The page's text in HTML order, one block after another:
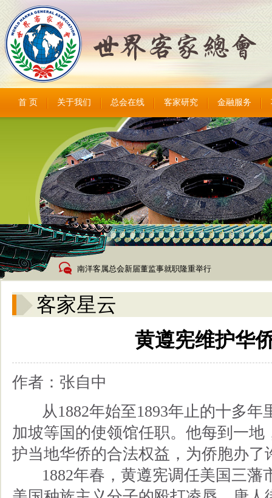
首 页 关于我们 总会在线 客家研究 金融服务
南洋客属总会新届董监事就职隆重举行
客家星云
黄遵宪维护华
作者：张自中
从1882年始至1893年止的十多年
加坡等国的使领馆任职。他每到一
护当地华侨的合法权益，为侨胞办了
1882年春，黄遵宪调任美国三藩